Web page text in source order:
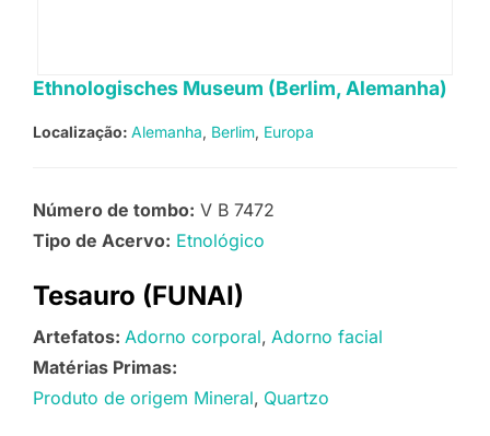
Ethnologisches Museum (Berlim, Alemanha)
Localização: Alemanha Berlim Europa
Número de tombo: V B 7472
Tipo de Acervo: Etnológico
Tesauro (FUNAI)
Artefatos: Adorno corporal Adorno facial
Matérias Primas:
Produto de origem Mineral Quartzo